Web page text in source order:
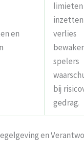
en
inzetten
verlies
spelers
bij
gedrag.
en